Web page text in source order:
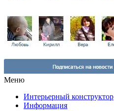
Меню
Интерьерный конструктор
Информация